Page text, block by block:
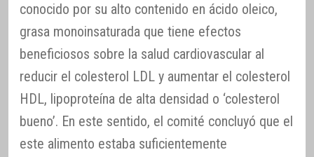
conocido por su alto contenido en ácido oleico,
grasa monoinsaturada que tiene efectos
beneficiosos sobre la salud cardiovascular al
reducir el colesterol LDL y aumentar el colesterol
HDL, lipoproteína de alta densidad o ‘colesterol
bueno’. En este sentido, el comité concluyó que el
este alimento estaba suficientemente